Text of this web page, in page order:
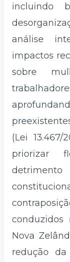
incluindo
análise
impactos
sobre
(Lei
priorizar
conduzidos
Nova
redução